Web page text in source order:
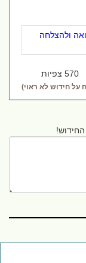
ולהצלחה
570 צפיות
חידוש לא ראוי)